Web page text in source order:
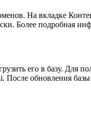
На вкладке
Более подробная
его в базу. Для
После обновления